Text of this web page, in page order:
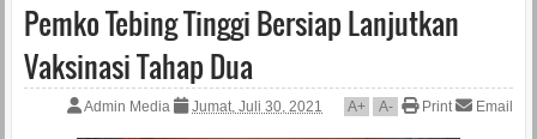
Pemko Tebing Tinggi Bersiap Lanjutkan
Vaksinasi Tahap Dua
Admin Media Jumat, Juli 30, 2021 A+ A- Print Email